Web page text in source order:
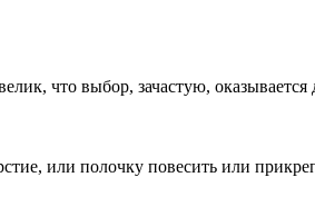
что выбор, зачастую,
или полочку повесить или